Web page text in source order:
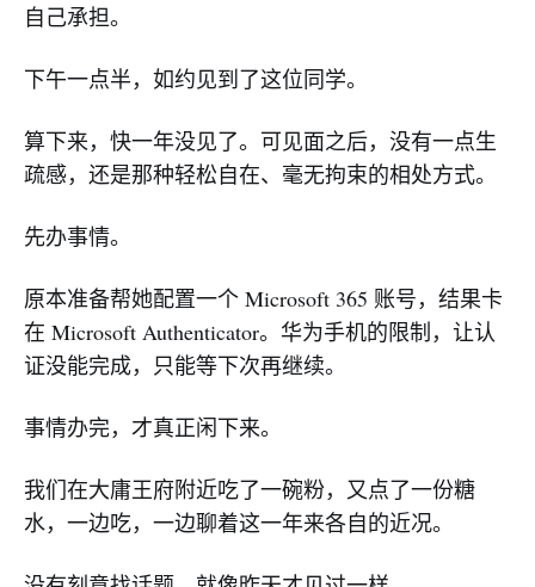
自己承担。
下午一点半，如约见到了这位同学。
算下来，快一年没见了。可见面之后，没有一点生
疏感，还是那种轻松自在、毫无拘束的相处方式。
先办事情。
原本准备帮她配置一个 Microsoft 365 账号，结果卡
在 Microsoft Authenticator。华为手机的限制，让认
证没能完成，只能等下次再继续。
事情办完，才真正闲下来。
我们在大庸王府附近吃了一碗粉，又点了一份糖
水，一边吃，一边聊着这一年来各自的近况。